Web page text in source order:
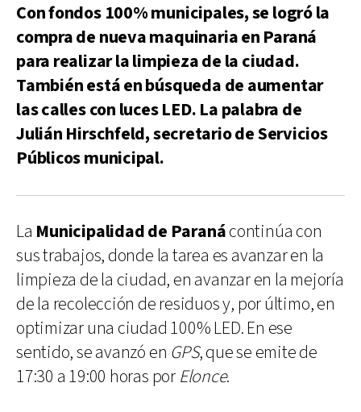
Con fondos 100% municipales, se logró la
compra de nueva maquinaria en Paraná
para realizar la limpieza de la ciudad.
También está en búsqueda de aumentar
las calles con luces LED. La palabra de
Julián Hirschfeld, secretario de Servicios
Públicos municipal.
La Municipalidad de Paranácontinúa con
sus trabajos, donde la tarea es avanzar en la
limpieza de la ciudad, en avanzar en la mejoría
de la recolección de residuos y, por último, en
optimizar una ciudad 100% LED. En ese
sentido, se avanzó en GPS, que se emite de
17:30 a 19:00 horas por Elonce.